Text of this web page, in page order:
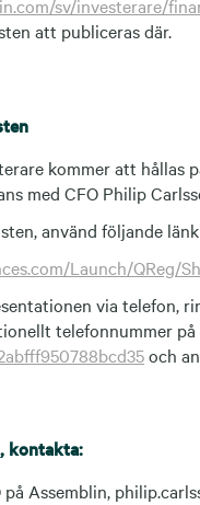
sv/investerare/
att publiceras där.
kommer att hållas
med CFO Philip
använd följande
Launch/QReg/
via telefon,
telefonnummer på
och
kontakta:
Assemblin,